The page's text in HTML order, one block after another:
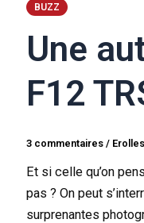
BUZZ
Une
F12
3 commentaires /
Et si celle qu’on
pas ? On peut
surprenantes